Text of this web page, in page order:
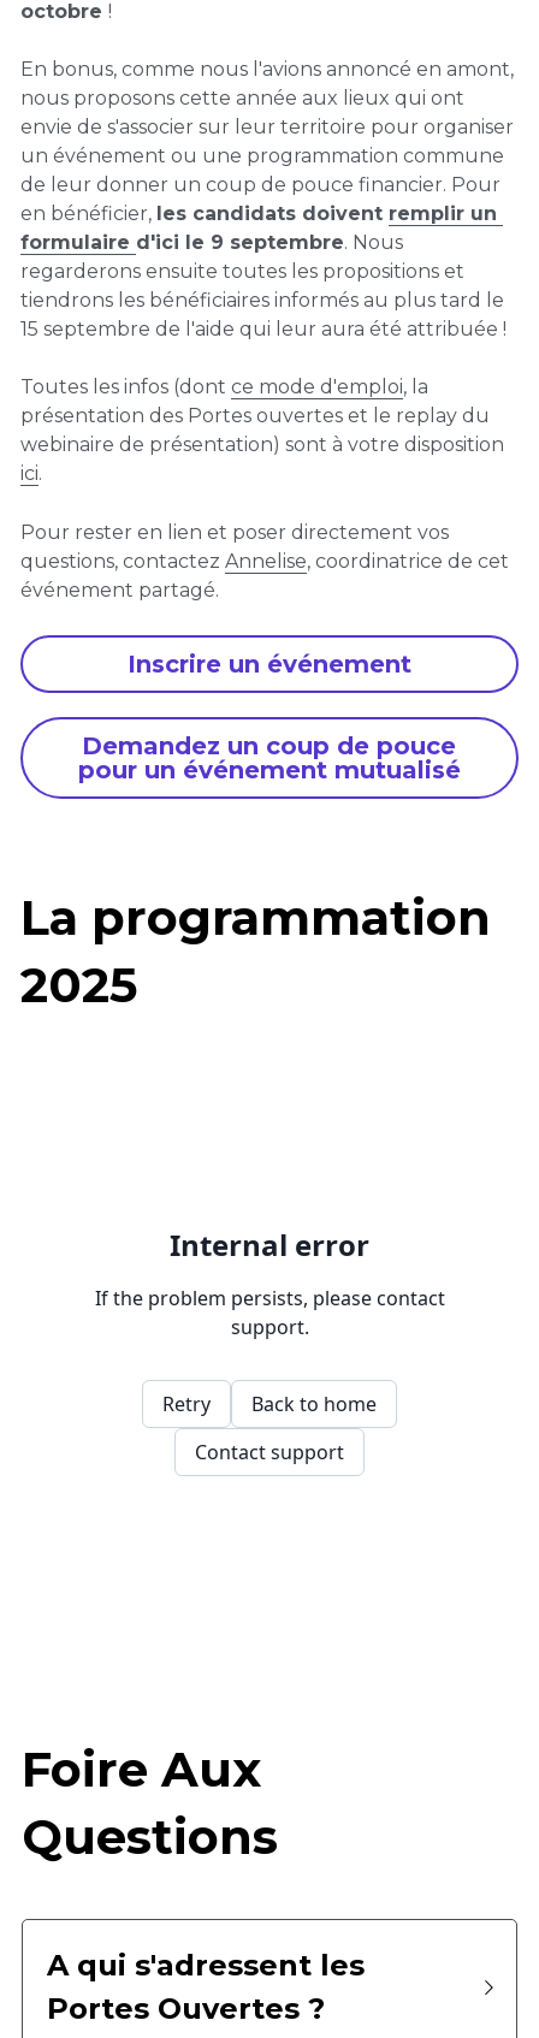
octobre !
En bonus, comme nous l'avions annoncé en amont,
nous proposons cette année aux lieux qui ont
envie de s'associer sur leur territoire pour organiser
un événement ou une programmation commune
de leur donner un coup de pouce financier. Pour
en bénéficier, les candidats doivent remplir un
formulaire d'ici le 9 septembre. Nous
regarderons ensuite toutes les propositions et
tiendrons les bénéficiaires informés au plus tard le
15 septembre de l'aide qui leur aura été attribuée !
Toutes les infos (dont ce mode d'emploi, la
présentation des Portes ouvertes et le replay du
ici.
Pour rester en lien et poser directement vos
questions, contactez Annelise, coordinatrice de cet
événement partagé.
Inscrire un événement
Demandez un coup de pouce
pour un événement mutualisé
La programmation
2025
Foire Aux
Questions
A qui s'adressent les
Portes Ouvertes ?